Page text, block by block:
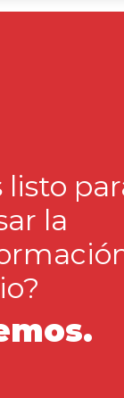
listo
la